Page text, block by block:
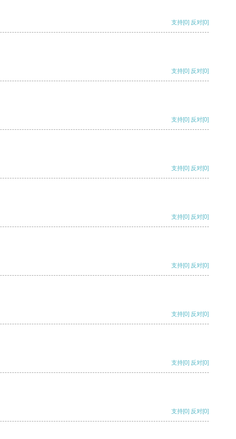
支持[0] 反对[0]
支持[0] 反对[0]
支持[0] 反对[0]
支持[0] 反对[0]
支持[0] 反对[0]
支持[0] 反对[0]
支持[0] 反对[0]
支持[0] 反对[0]
支持[0] 反对[0]